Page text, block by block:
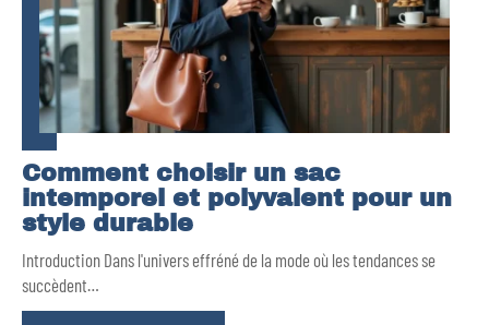
Comment choisir un sac
intemporel et polyvalent pour un
style durable
Introduction Dans l'univers effréné de la mode où les tendances se
succèdent…